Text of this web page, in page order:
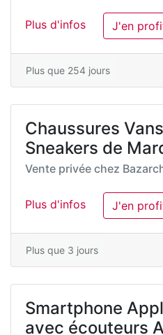
Plus d'infos J'en
Plus que 254 jours
Chaussures
Sneakers de
Vente privée chez
Plus d'infos J'en
Plus que 3 jours
Smartphone
avec écouteurs